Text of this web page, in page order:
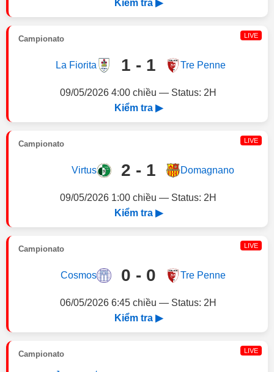
Kiểm tra ▶
Campionato LIVE
La Fiorita 1 - 1 Tre Penne
09/05/2026 4:00 chiều — Status: 2H
Kiểm tra ▶
Campionato LIVE
Virtus 2 - 1 Domagnano
09/05/2026 1:00 chiều — Status: 2H
Kiểm tra ▶
Campionato LIVE
Cosmos 0 - 0 Tre Penne
06/05/2026 6:45 chiều — Status: 2H
Kiểm tra ▶
Campionato LIVE